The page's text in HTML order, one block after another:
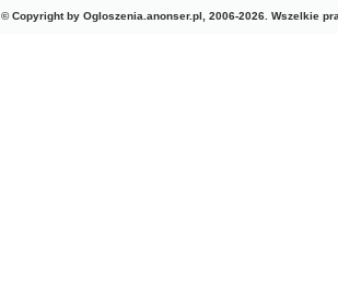
© Copyright by Ogloszenia.anonser.pl, 2006-2026. Wszelkie